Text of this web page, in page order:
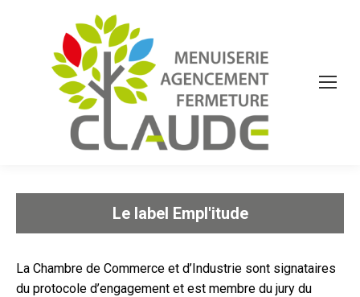
Le label Empl'itude
La Chambre de Commerce et d’Industrie sont signataires
du protocole d’engagement et est membre du jury du